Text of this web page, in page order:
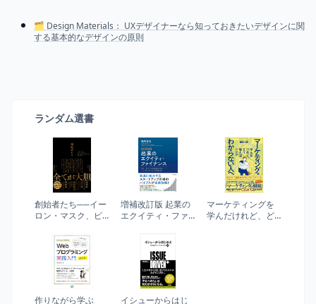
️🗂️ Design Materials： UXデザイナーなら知っておきたいデザインに関
する基本的なデザインの原則
ランダム選書
創始者たち──イー
ロン・マスク、ピ
と世界一のリスク
テイカーたちの薄
氷の伝説
増補改訂版 起業の
エクイティ・ファ
マーケティングを
学んだけれど、ど
作りながら学ぶ
イシューからはじ